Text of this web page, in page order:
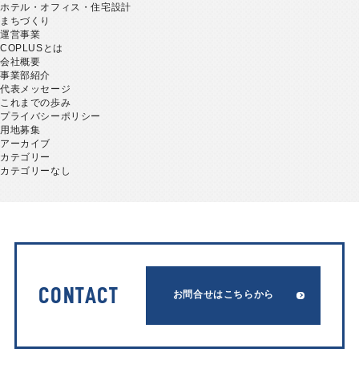
ホテル・オフィス・住宅設計
まちづくり
運営事業
COPLUSとは
会社概要
事業部紹介
代表メッセージ
これまでの歩み
プライバシーポリシー
用地募集
アーカイブ
カテゴリー
カテゴリーなし
CONTACT お問合せはこちらから